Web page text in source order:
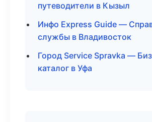
путеводители в Кызыл
Инфо Express Guide —
службы в Владивосток
Город Service Spravka —
каталог в Уфа